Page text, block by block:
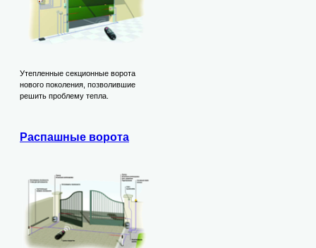
Утепленные секционные ворота
нового поколения, позволившие
решить проблему тепла.
Распашные ворота